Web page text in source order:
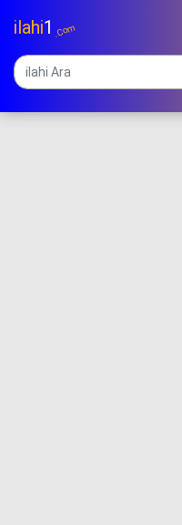
ilahi1 .Com